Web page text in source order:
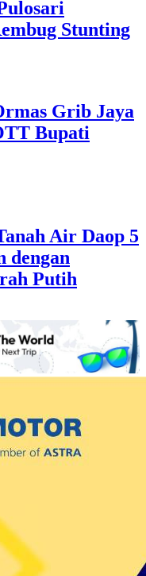
Stunting
Grib Jaya
Bupati
Air Daop 5
dengan
Putih